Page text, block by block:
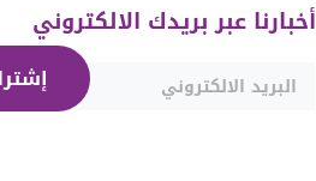
أخبارنا عبر بريدك الالكتروني